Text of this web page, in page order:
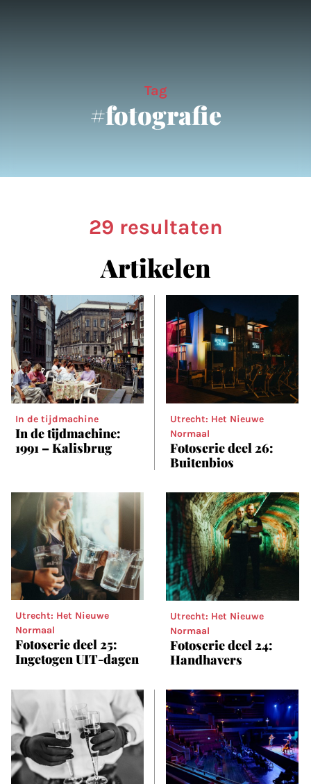
Tag
#fotografie
29 resultaten
Artikelen
In de tijdmachine
In de tijdmachine:
1991 – Kalisbrug
Utrecht: Het Nieuwe
Normaal
Fotoserie deel 26:
Buitenbios
Utrecht: Het Nieuwe
Normaal
Fotoserie deel 25:
Ingetogen UIT-dagen
Utrecht: Het Nieuwe
Normaal
Fotoserie deel 24:
Handhavers